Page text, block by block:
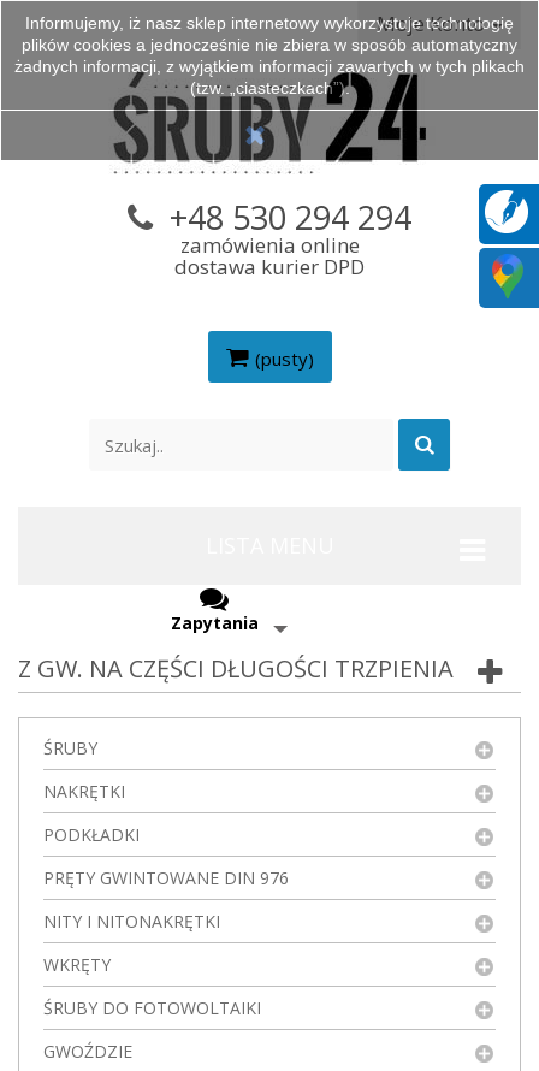
Moje Konto
(pusty)
+48 530 294 294
zamówienia online
dostawa kurier DPD
Zapytania
Z GW. NA CZĘŚCI DŁUGOŚCI TRZPIENIA
ŚRUBY
NAKRĘTKI
PODKŁADKI
PRĘTY GWINTOWANE DIN 976
NITY I NITONAKRĘTKI
WKRĘTY
ŚRUBY DO FOTOWOLTAIKI
GWOŹDZIE
Informujemy, iż nasz sklep internetowy wykorzystuje technologię
plików cookies a jednocześnie nie zbiera w sposób automatyczny
żadnych informacji, z wyjątkiem informacji zawartych w tych plikach
(tzw. „ciasteczkach”).